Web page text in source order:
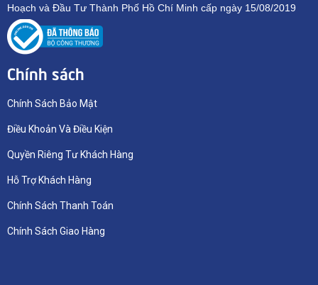
Hoạch và Đầu Tư Thành Phố Hồ Chí Minh cấp ngày 15/08/2019
Chính sách
Chính Sách Bảo Mật
Điều Khoản Và Điều Kiện
Quyền Riêng Tư Khách Hàng
Hỗ Trợ Khách Hàng
Chính Sách Thanh Toán
Chính Sách Giao Hàng